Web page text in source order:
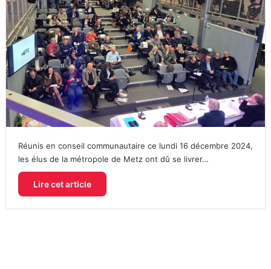
Réunis en conseil communautaire ce lundi 16 décembre 2024,
les élus de la métropole de Metz ont dû se livrer…
Lire cet article